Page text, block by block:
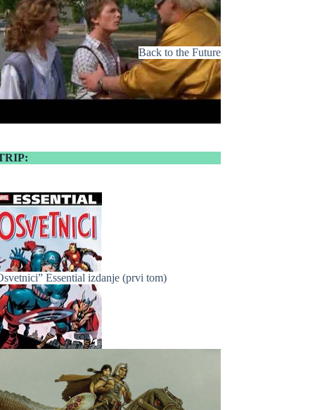
Back to the Future
Essential izdanje (prvi tom)